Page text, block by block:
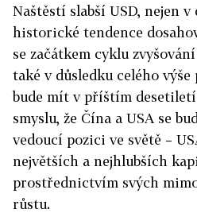
Naštěstí slabší USD, nejen v
historické tendence
se začátkem cyklu
také v důsledku celého výše
bude mít v příštím
smyslu, že Čína a USA se
vedoucí pozici ve světě –
největších a nejhlubších
prostřednictvím svých
růstu.